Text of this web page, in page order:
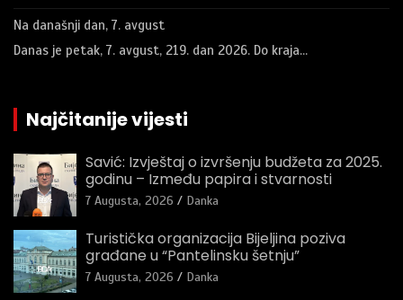
Na današnji dan, 7. avgust
Danas je petak, 7. avgust, 219. dan 2026. Do kraja…
Najčitanije vijesti
Savić: Izvještaj o izvršenju budžeta za 2025.
godinu – Između papira i stvarnosti
7 Augusta, 2026 Danka
Turistička organizacija Bijeljina poziva
građane u “Pantelinsku šetnju”
7 Augusta, 2026 Danka